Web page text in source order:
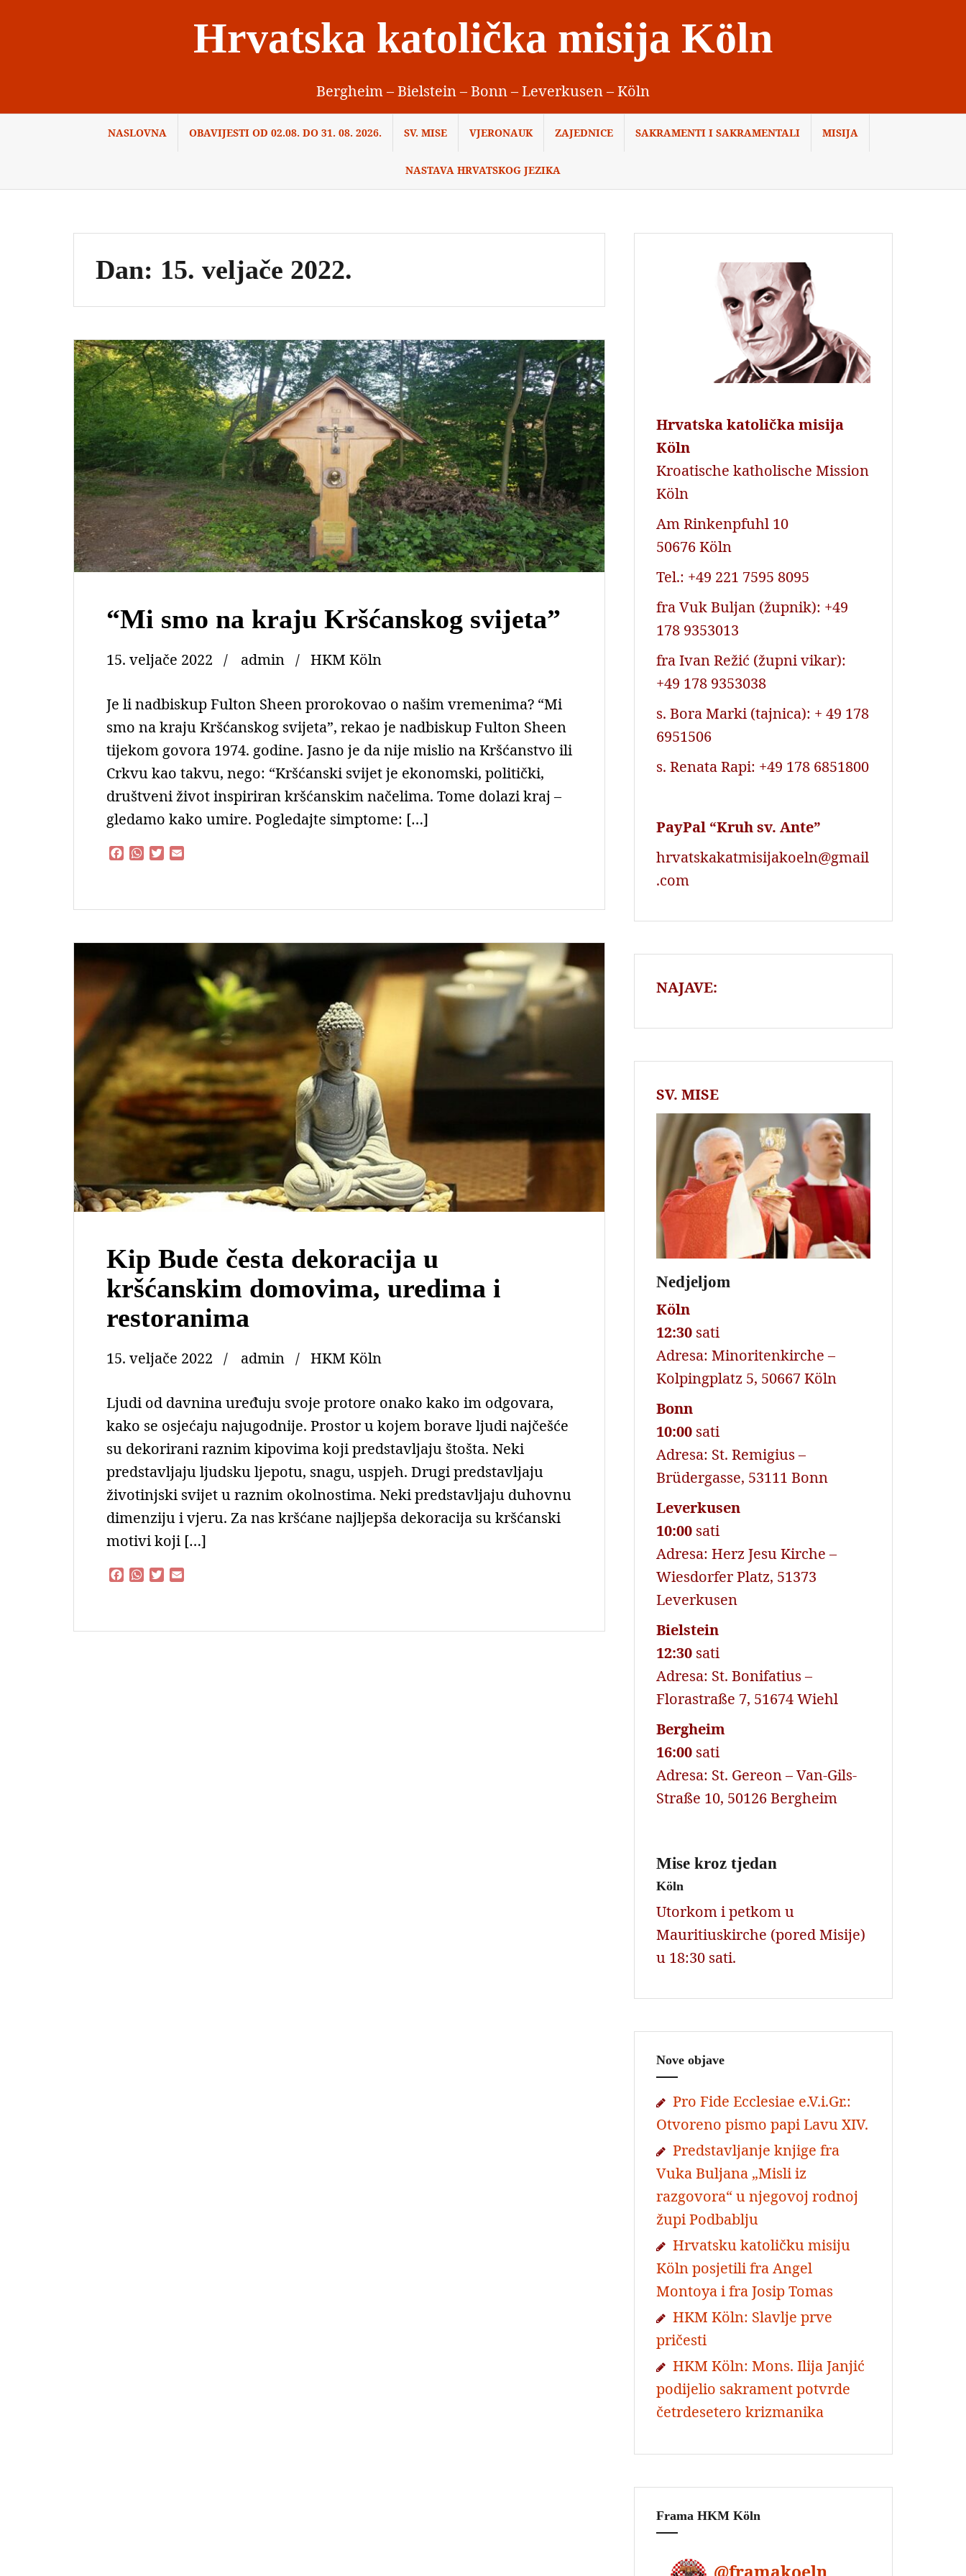
Hrvatska katolička misija Köln
Bergheim – Bielstein – Bonn – Leverkusen – Köln
NASLOVNA OBAVIJESTI OD 02.08. DO 31. 08. 2026. SV. MISE VJERONAUK ZAJEDNICE SAKRAMENTI I SAKRAMENTALI MISIJA
NASTAVA HRVATSKOG JEZIKA
Dan: 15. veljače 2022.
“Mi smo na kraju Kršćanskog svijeta”
15. veljače 2022 admin HKM Köln
Je li nadbiskup Fulton Sheen prorokovao o našim vremenima? “Mi
smo na kraju Kršćanskog svijeta”, rekao je nadbiskup Fulton Sheen
tijekom govora 1974. godine. Jasno je da nije mislio na Kršćanstvo ili
Crkvu kao takvu, nego: “Kršćanski svijet je ekonomski, politički,
društveni život inspiriran kršćanskim načelima. Tome dolazi kraj –
gledamo kako umire. Pogledajte simptome: […]
b
o
W
s
p
t
r
l
Kip Bude česta dekoracija u
kršćanskim domovima, uredima i
restoranima
15. veljače 2022 admin HKM Köln
Ljudi od davnina uređuju svoje protore onako kako im odgovara,
kako se osjećaju najugodnije. Prostor u kojem borave ljudi najčešće
su dekorirani raznim kipovima koji predstavljaju štošta. Neki
predstavljaju ljudsku ljepotu, snagu, uspjeh. Drugi predstavljaju
životinjski svijet u raznim okolnostima. Neki predstavljaju duhovnu
dimenziju i vjeru. Za nas kršćane najljepša dekoracija su kršćanski
motivi koji […]
b
W
s
t
l
Hrvatska katolička misija
Köln
Kroatische katholische Mission
Köln
Am Rinkenpfuhl 10
50676 Köln
Tel.: +49 221 7595 8095
fra Vuk Buljan (župnik): +49
178 9353013
fra Ivan Režić (župni vikar):
+49 178 9353038
s. Bora Marki (tajnica): + 49 178
6951506
s. Renata Rapi: +49 178 6851800
PayPal “Kruh sv. Ante”
hrvatskakatmisijakoeln@gmail
.com
NAJAVE:
SV. MISE
Nedjeljom
Köln
12:30 sati
Adresa: Minoritenkirche –
Kolpingplatz 5, 50667 Köln
Bonn
10:00 sati
Adresa: St. Remigius –
Brüdergasse, 53111 Bonn
Leverkusen
10:00 sati
Adresa: Herz Jesu Kirche –
Wiesdorfer Platz, 51373
Leverkusen
Bielstein
12:30 sati
Adresa: St. Bonifatius –
Florastraße 7, 51674 Wiehl
Bergheim
16:00 sati
Adresa: St. Gereon – Van-Gils-
Straße 10, 50126 Bergheim
Mise kroz tjedan
Köln
Utorkom i petkom u
Mauritiuskirche (pored Misije)
u 18:30 sati.
Nove objave
Pro Fide Ecclesiae e.V.i.Gr.:
Otvoreno pismo papi Lavu XIV.
Predstavljanje knjige fra
Vuka Buljana „Misli iz
razgovora“ u njegovoj rodnoj
župi Podbablju
Hrvatsku katoličku misiju
Köln posjetili fra Angel
Montoya i fra Josip Tomas
HKM Köln: Slavlje prve
pričesti
HKM Köln: Mons. Ilija Janjić
podijelio sakrament potvrde
četrdesetero krizmanika
Frama HKM Köln